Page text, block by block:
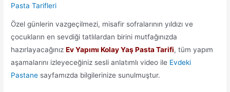
Pasta Tarifleri
Özel günlerin vazgeçilmezi, misafir sofralarının yıldızı ve
çocukların en sevdiği tatlılardan birini mutfağınızda
hazırlayacağınızEv Yapımı Kolay Yaş Pasta Tarifi, tüm yapım
aşamalarını izleyeceğiniz sesli anlatımlı video ile Evdeki
Pastane sayfamızda bilgilerinize sunulmuştur.